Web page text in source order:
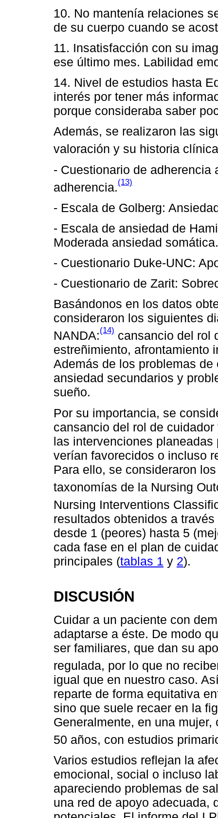
10. No mantenía relaciones
de su cuerpo cuando se
11. Insatisfacción con su
ese último mes. Labilidad
14. Nivel de estudios hasta
interés por tener más
porque consideraba saber
Además, se realizaron las
valoración y su historia
- Cuestionario de adherencia
adherencia.(13)
- Escala de Golberg:
- Escala de ansiedad de
Moderada ansiedad somática.
- Cuestionario Duke-UNC:
- Cuestionario de Zarit:
Basándonos en los datos
consideraron los siguientes
NANDA:(14) cansancio del rol
estreñimiento, afrontamiento
Además de los problemas
ansiedad secundarios y
sueño.
Por su importancia, se
cansancio del rol de
las intervenciones
verían favorecidos o incluso
Para ello, se consideraron
taxonomías de la Nursing
Nursing Interventions
resultados obtenidos a
desde 1 (peores) hasta 5
cada fase en el plan de
principales (tablas 1 y 2).
DISCUSIÓN
Cuidar a un paciente con
adaptarse a éste. De modo
ser familiares, que dan su
regulada, por lo que no
igual que en nuestro caso.
reparte de forma equitativa
sino que suele recaer en la
Generalmente, en una
50 años, con estudios
Varios estudios reflejan la
emocional, social o incluso
apareciendo problemas de
una red de apoyo adecuada,